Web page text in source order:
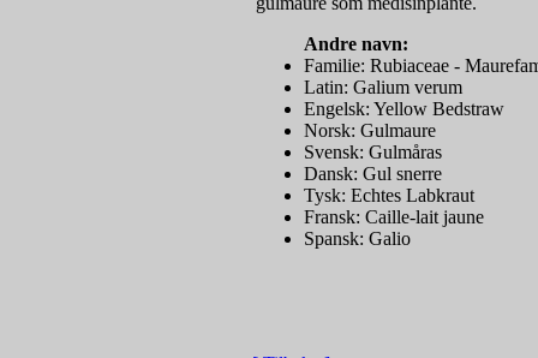
Andre navn:
Familie: Rubiaceae -
Latin: Galium verum
Engelsk: Yellow Bedstraw
Norsk: Gulmaure
Svensk: Gulmåras
Dansk: Gul snerre
Tysk: Echtes Labkraut
Fransk: Caille-lait jaune
Spansk: Galio